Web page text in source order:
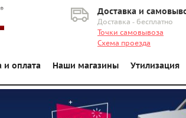
Доставка и
Доставка - бесплатно
Точки самовывоза
Схема проезда
и оплата Наши магазины Утилизация